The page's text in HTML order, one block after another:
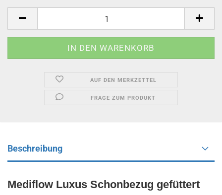
AUF DEN MERKZETTEL
FRAGE ZUM PRODUKT
Beschreibung
Mediflow Luxus Schonbezug gefüttert